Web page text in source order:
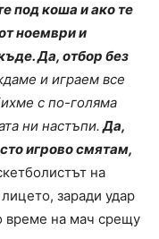
под коша и ако те
ноември и
Да, отбор без
и играем все
с по-голяма
ни настъпи.Да,
игрово смятам,
на
заради удар
време на мач срещу